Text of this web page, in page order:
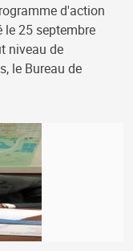
d'action
le 25 septembre
niveau de
le Bureau de